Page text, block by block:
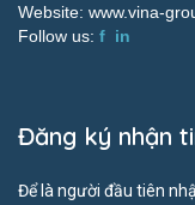
Website: www.vina-
Follow us: f in
Đăng ký nhận
Để là người đầu tiên